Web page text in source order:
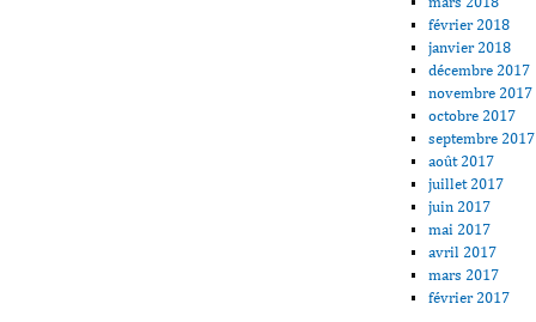
février 2018
janvier 2018
décembre 2017
novembre 2017
octobre 2017
septembre 2017
août 2017
juillet 2017
juin 2017
mai 2017
avril 2017
mars 2017
février 2017